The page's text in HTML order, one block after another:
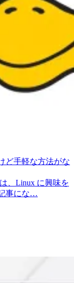
ど手軽な方法がな
、Linux に興味を
事にな…